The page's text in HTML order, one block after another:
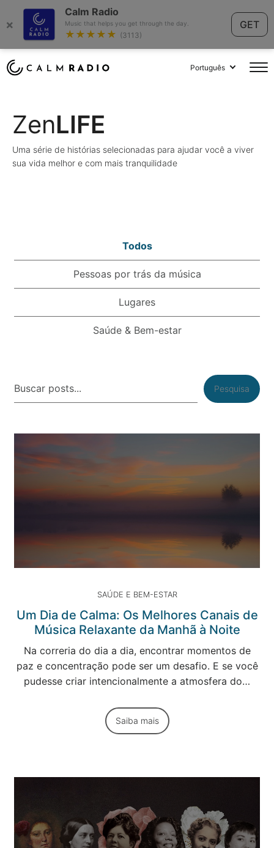
×
Calm Radio
Music that helps you get through the day.
★★★★★ (3113)
GET
Português
ZenLIFE
Uma série de histórias selecionadas para ajudar você a viver
sua vida melhor e com mais tranquilidade
Todos
Pessoas por trás da música
Lugares
Saúde & Bem-estar
Pesquisa
SAÚDE E BEM-ESTAR
Um Dia de Calma: Os Melhores Canais de
Música Relaxante da Manhã à Noite
Na correria do dia a dia, encontrar momentos de
paz e concentração pode ser um desafio. E se você
pudesse criar intencionalmente a atmosfera do…
Saiba mais